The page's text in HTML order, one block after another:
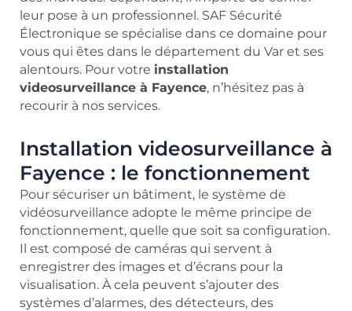
leur pose à un professionnel. SAF Sécurité
Électronique se spécialise dans ce domaine pour
vous qui êtes dans le département du Var et ses
alentours. Pour votre installation
videosurveillance à Fayence, n’hésitez pas à
recourir à nos services.
Installation videosurveillance à
Fayence : le fonctionnement
Pour sécuriser un bâtiment, le système de
vidéosurveillance adopte le même principe de
fonctionnement, quelle que soit sa configuration.
Il est composé de caméras qui servent à
enregistrer des images et d’écrans pour la
visualisation. À cela peuvent s’ajouter des
systèmes d’alarmes, des détecteurs, des